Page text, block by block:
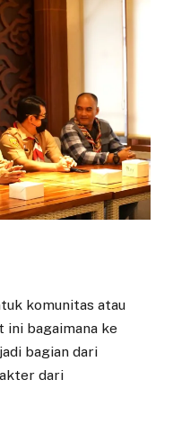
komunitas atau
ini bagaimana ke
bagian dari
dari